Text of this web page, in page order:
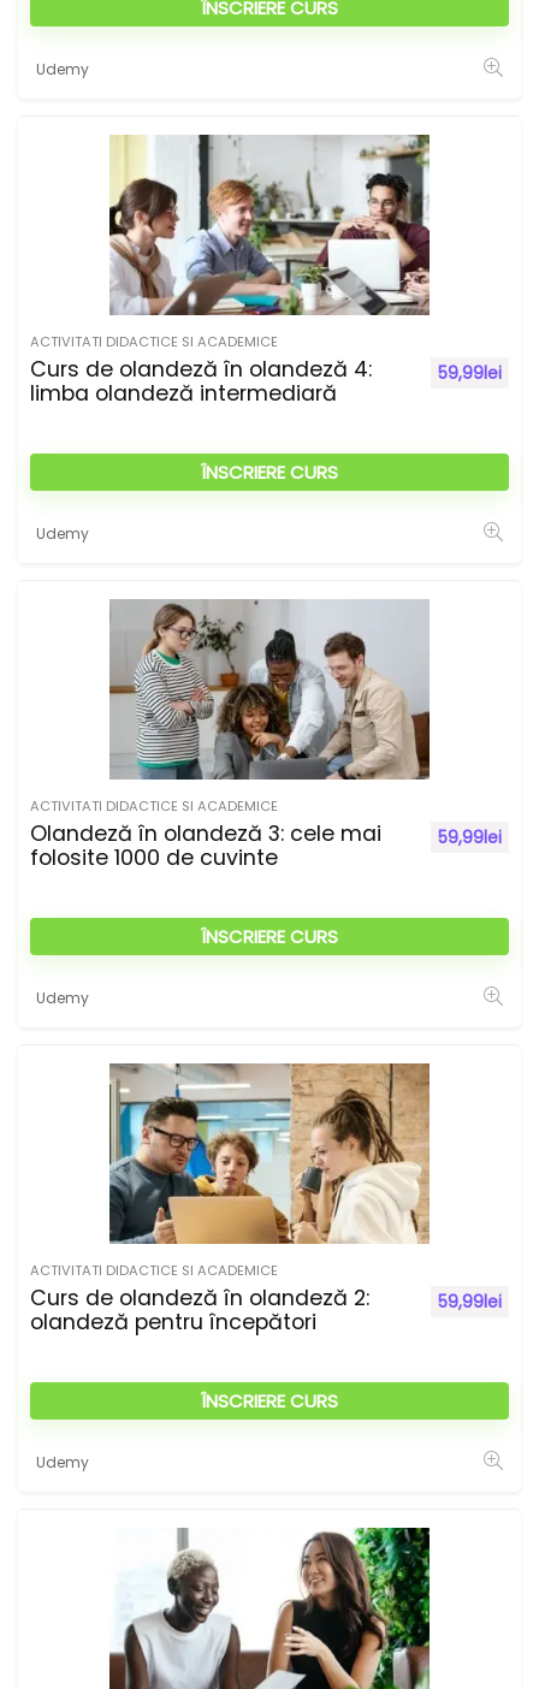
ÎNSCRIERE CURS
Udemy
ACTIVITATI DIDACTICE SI ACADEMICE
Curs de olandeză în olandeză 4:
limba olandeză intermediară
59,99lei
ÎNSCRIERE CURS
Udemy
ACTIVITATI DIDACTICE SI ACADEMICE
Olandeză în olandeză 3: cele mai
folosite 1000 de cuvinte
59,99lei
ÎNSCRIERE CURS
Udemy
ACTIVITATI DIDACTICE SI ACADEMICE
Curs de olandeză în olandeză 2:
olandeză pentru începători
59,99lei
ÎNSCRIERE CURS
Udemy